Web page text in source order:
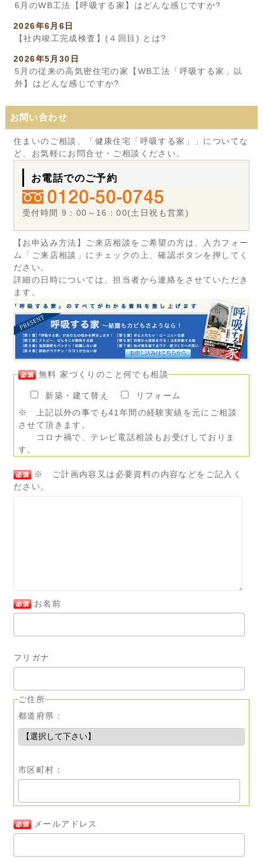
6月のWB工法【呼吸する家】はどんな感じですか?
2026年6月6日
【社内竣工完成検査】(４回目) とは?
2026年5月30日
5月の従来の高気密住宅の家【WB工法「呼吸する家」以
外】はどんな感じですか?
お問い合わせ
住まいのご相談、「健康住宅「呼吸する家」」についてな
ど、お気軽にお問合せ・ご相談ください。
お電話でのご予約
受付時間 9：00～16：00(土日祝も営業)
【お申込み方法】ご来店相談をご希望の方は、入力フォー
ム「ご来店相談」にチェックの上、確認ボタンを押してく
ださい。
詳細の日時については、担当者から連絡をさせていただき
ます。
無料 家づくりのこと何でも相談
新築・建て替え
リフォーム
※ 上記以外の事でも41年間の経験実績を元にご相談
させて頂きます。
コロナ禍で、テレビ電話相談もお受けしておりま
す。
※ ご計画内容又は必要資料の内容などをご記入く
ださい。
お名前
フリガナ
ご住所
都道府県：
市区町村：
メールアドレス